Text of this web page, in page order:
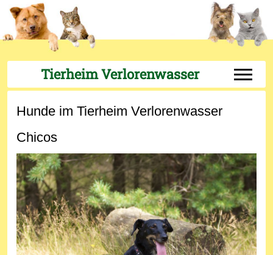
Tierheim Verlorenwasser Off-
Hunde im Tierheim Verlorenwasser
Chicos